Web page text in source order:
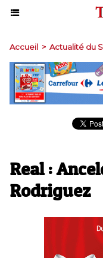
Accueil > Actualité du
Real :
Rodriguez